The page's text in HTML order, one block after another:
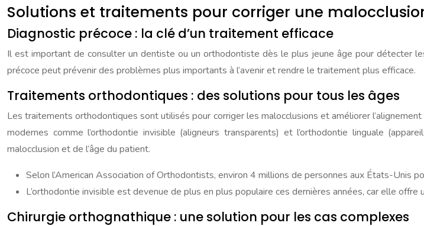
Solutions et traitements pour corriger une
Diagnostic précoce : la clé d’un traitement efficace
Il est important de consulter un dentiste ou un orthodontiste dès le plus jeune âge pour détecter
précoce peut prévenir des problèmes plus importants à l’avenir et rendre le traitement plus efficace.
Traitements orthodontiques : des solutions pour tous les âges
Les traitements orthodontiques sont utilisés pour corriger les malocclusions et améliorer
modernes comme l’orthodontie invisible (aligneurs transparents) et l’orthodontie linguale
malocclusion et de l’âge du patient.
Selon l’American Association of Orthodontists, environ 4 millions de personnes aux États-Unis
L’orthodontie invisible est devenue de plus en plus populaire ces dernières années, car elle
Chirurgie orthognathique : une solution pour les cas complexes